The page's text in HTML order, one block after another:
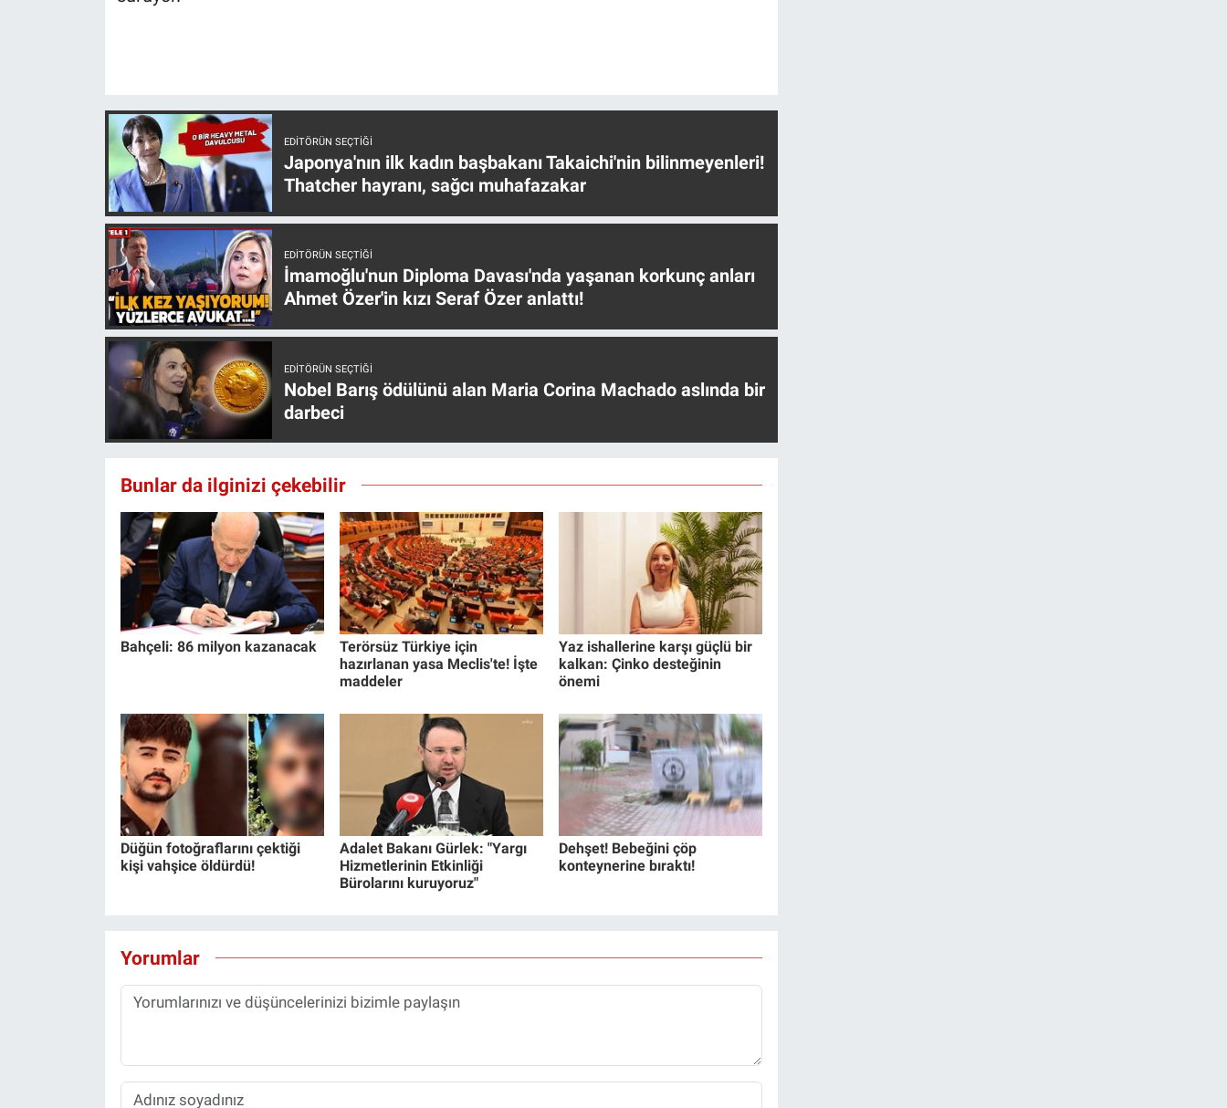
EDITÖRÜN SEÇTIĞI
Japonya'nın ilk kadın başbakanı Takaichi'nin bilinmeyenleri!
Thatcher hayranı, sağcı muhafazakar
EDITÖRÜN SEÇTIĞI
İmamoğlu'nun Diploma Davası'nda yaşanan korkunç anları
Ahmet Özer'in kızı Seraf Özer anlattı!
EDITÖRÜN SEÇTIĞI
Nobel Barış ödülünü alan Maria Corina Machado aslında bir
darbeci
Bunlar da ilginizi çekebilir
Bahçeli: 86 milyon kazanacak
Terörsüz Türkiye için
hazırlanan yasa Meclis'te! İşte
maddeler
Yaz ishallerine karşı güçlü bir
kalkan: Çinko desteğinin
önemi
Düğün fotoğraflarını çektiği
kişi vahşice öldürdü!
Adalet Bakanı Gürlek: "Yargı
Hizmetlerinin Etkinliği
Bürolarını kuruyoruz"
Dehşet! Bebeğini çöp
konteynerine bıraktı!
Yorumlar